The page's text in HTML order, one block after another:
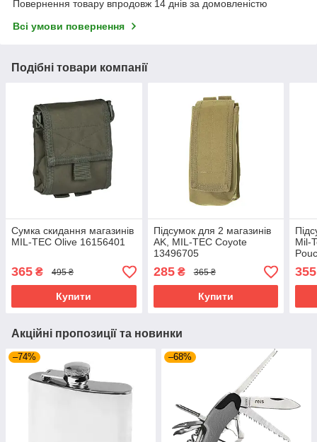
Повернення товару впродовж 14 днів за домовленістю
Всі умови повернення
Подібні товари компанії
Сумка скидання магазинів
MIL-TEC Olive 16156401
365 ₴ 495 ₴
Купити
Підсумок для 2 магазинів
AK, MIL-TEC Coyote
13496705
285₴ 365 ₴
Купити
Mil-
355
Акційні пропозиції та новинки
–74% –68%